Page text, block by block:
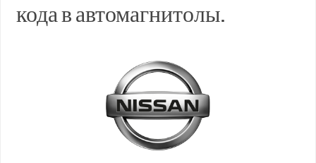
кода в автомагнитолы.